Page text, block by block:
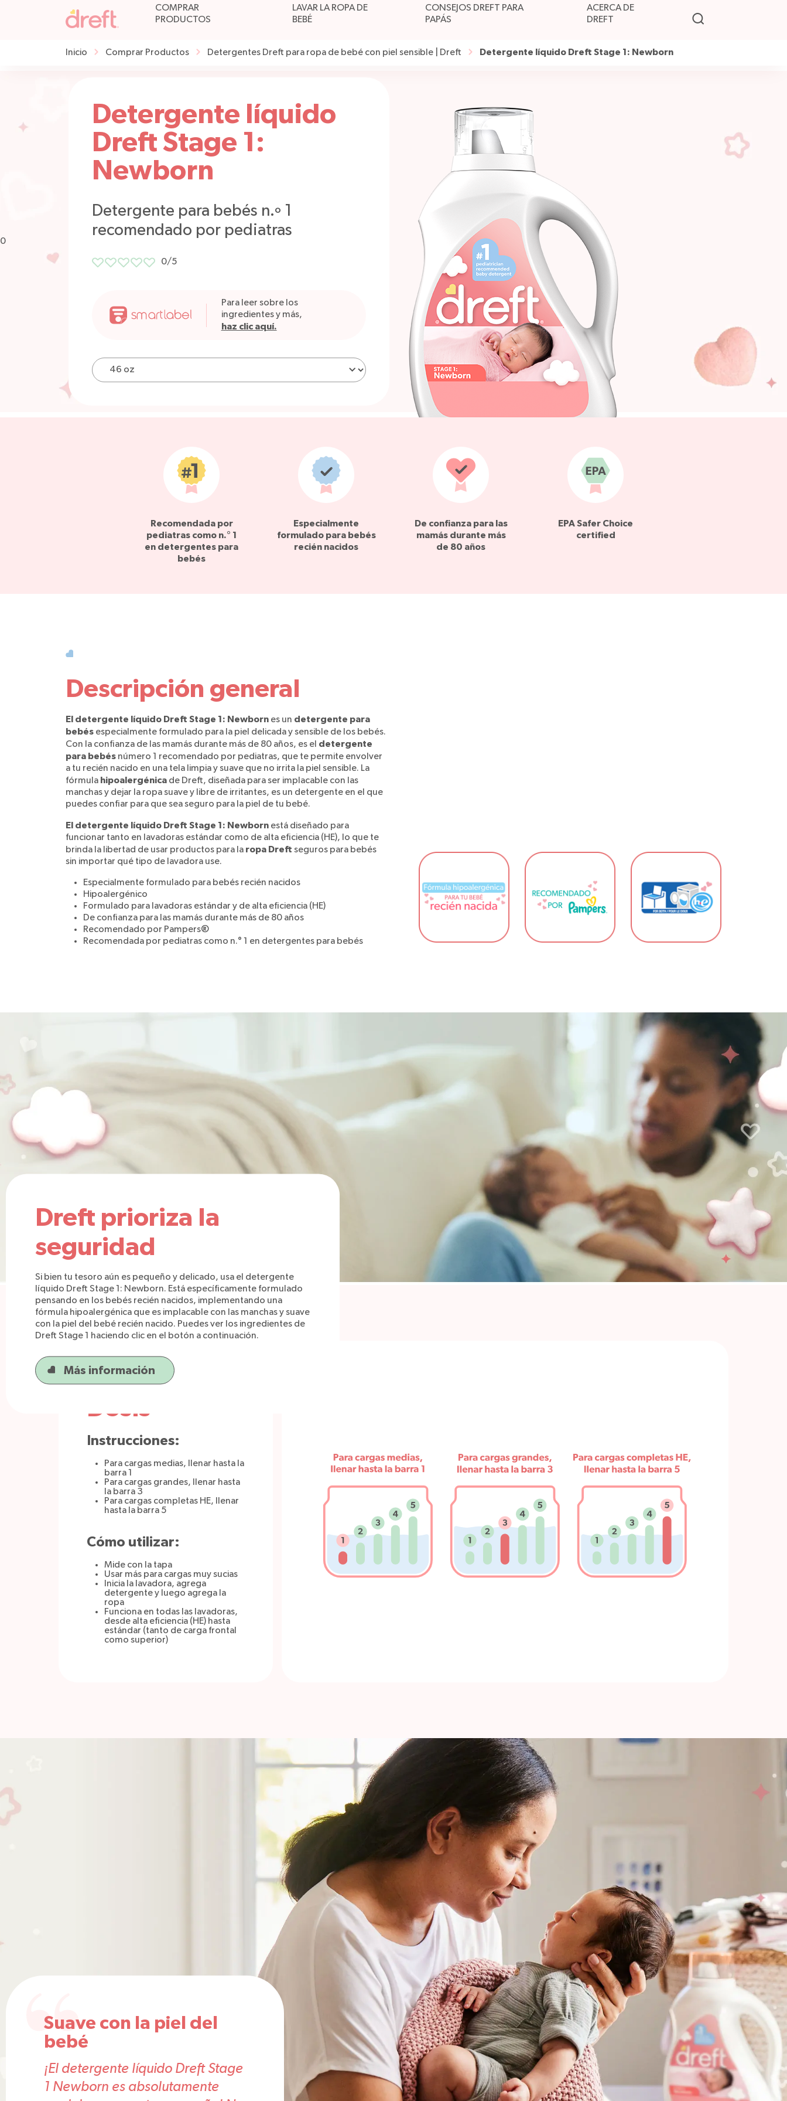
COMPRAR
PRODUCTOS
LAVAR LA ROPA DE
BEBÉ
CONSEJOS DREFT PARA
PAPÁS
ACERCA DE
DREFT
Inicio Comprar Productos Detergentes Dreft para ropa de bebé con piel sensible | Dreft Detergente líquido Dreft Stage 1: Newborn
0
Detergente líquido
Dreft Stage 1:
Newborn
Detergente para bebés n.º 1
recomendado por pediatras
0/5
Para leer sobre los
ingredientes y más,
haz clic aquí.
Recomendada por
pediatras como n.° 1
en detergentes para
bebés
Especialmente
formulado para bebés
recién nacidos
De confianza para las
mamás durante más
de 80 años
EPA Safer Choice
certified
Descripción general
El detergente líquido Dreft Stage 1: Newborn es un detergente para
bebés especialmente formulado para la piel delicada y sensible de los bebés.
Con la confianza de las mamás durante más de 80 años, es el detergente
para bebés número 1 recomendado por pediatras, que te permite envolver
a tu recién nacido en una tela limpia y suave que no irrita la piel sensible. La
fórmula hipoalergénica de Dreft, diseñada para ser implacable con las
manchas y dejar la ropa suave y libre de irritantes, es un detergente en el que
puedes confiar para que sea seguro para la piel de tu bebé.
El detergente líquido Dreft Stage 1: Newborn está diseñado para
funcionar tanto en lavadoras estándar como de alta eficiencia (HE), lo que te
brinda la libertad de usar productos para la ropa Dreft seguros para bebés
sin importar qué tipo de lavadora use.
Especialmente formulado para bebés recién nacidos
Hipoalergénico
Formulado para lavadoras estándar y de alta eficiencia (HE)
De confianza para las mamás durante más de 80 años
Recomendado por Pampers®
Recomendada por pediatras como n.° 1 en detergentes para bebés
Dreft prioriza la
seguridad
Si bien tu tesoro aún es pequeño y delicado, usa el detergente
líquido Dreft Stage 1: Newborn. Está específicamente formulado
pensando en los bebés recién nacidos, implementando una
fórmula hipoalergénica que es implacable con las manchas y suave
con la piel del bebé recién nacido. Puedes ver los ingredientes de
Dreft Stage 1 haciendo clic en el botón a continuación.
Más información
Dosis
Instrucciones:
Para cargas medias, llenar hasta la
barra 1
Para cargas grandes, llenar hasta
la barra 3
Para cargas completas HE, llenar
hasta la barra 5
Cómo utilizar:
Mide con la tapa
Usar más para cargas muy sucias
Inicia la lavadora, agrega
detergente y luego agrega la
ropa
Funciona en todas las lavadoras,
desde alta eficiencia (HE) hasta
estándar (tanto de carga frontal
como superior)
Suave con la piel del
bebé
¡El detergente líquido Dreft Stage
1 Newborn es absolutamente